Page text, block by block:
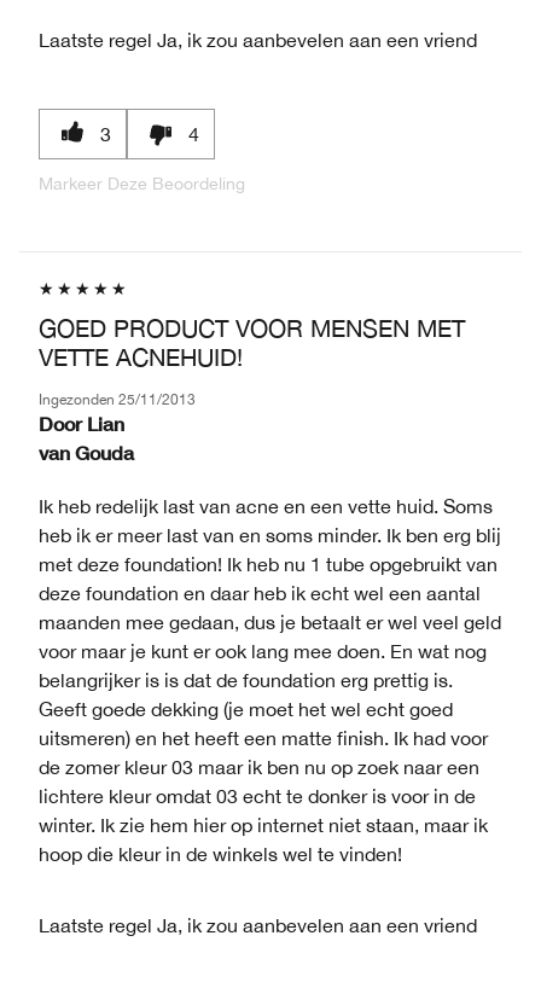
Laatste regel Ja, ik zou aanbevelen aan een vriend
3 4
Markeer Deze Beoordeling
GOED PRODUCT VOOR MENSEN MET
VETTE ACNEHUID!
Ingezonden 25/11/2013
Door Lian
van Gouda
Ik heb redelijk last van acne en een vette huid. Soms
heb ik er meer last van en soms minder. Ik ben erg blij
met deze foundation! Ik heb nu 1 tube opgebruikt van
deze foundation en daar heb ik echt wel een aantal
maanden mee gedaan, dus je betaalt er wel veel geld
voor maar je kunt er ook lang mee doen. En wat nog
belangrijker is is dat de foundation erg prettig is.
Geeft goede dekking (je moet het wel echt goed
uitsmeren) en het heeft een matte finish. Ik had voor
de zomer kleur 03 maar ik ben nu op zoek naar een
lichtere kleur omdat 03 echt te donker is voor in de
winter. Ik zie hem hier op internet niet staan, maar ik
hoop die kleur in de winkels wel te vinden!
Laatste regel Ja, ik zou aanbevelen aan een vriend